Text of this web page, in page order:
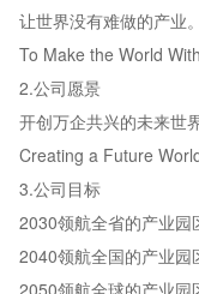
让世界没有难做的产业。
To Make the World
2.公司愿景
开创万企共兴的未来世
Creating a Future
3.公司目标
2030领航全省的产业园
2040领航全国的产业园
2050领航全球的产业园